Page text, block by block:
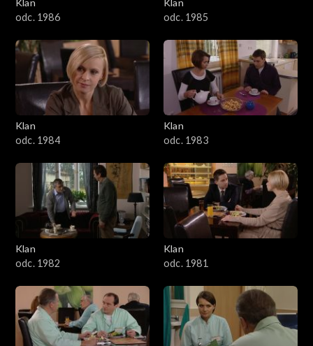
1901–2000
1801–1900
1701–1800
1601–1700
1501–1600
1401–1500
1301–1400
1201–1300
1101–1200
1001–1100
odc. 1986
odc. 1985
Klan
odc. 1984
Klan
odc. 1983
Klan
odc. 1982
Klan
odc. 1981